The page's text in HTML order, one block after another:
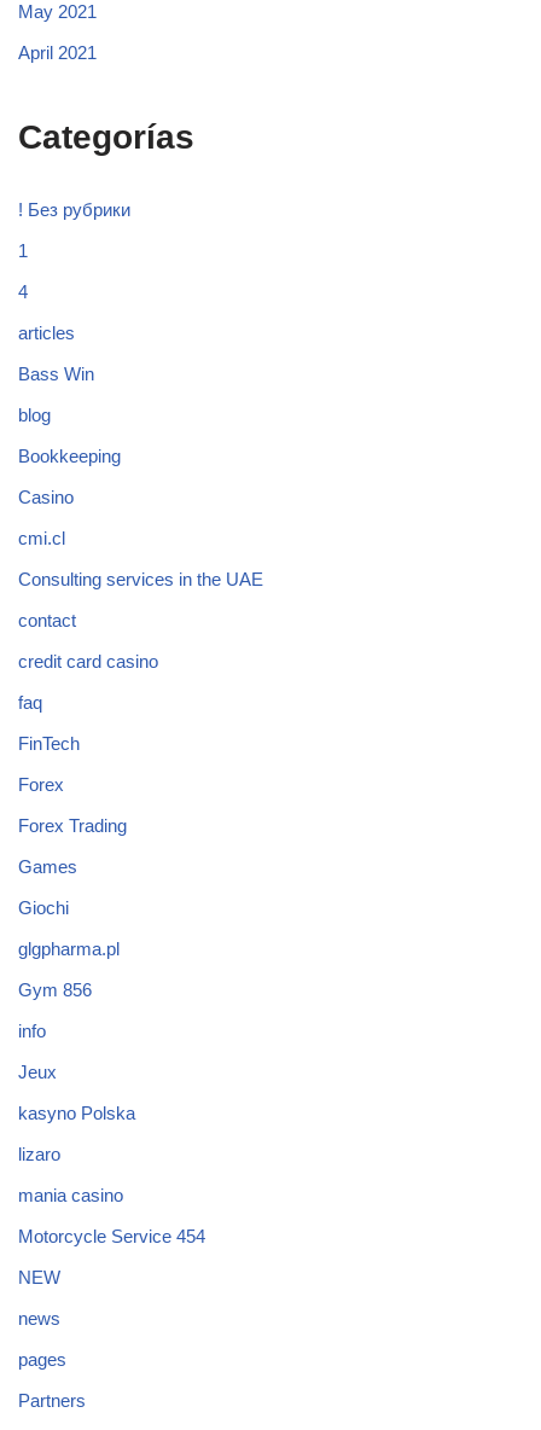
May 2021
April 2021
Categorías
! Без рубрики
1
4
articles
Bass Win
blog
Bookkeeping
Casino
cmi.cl
Consulting services in the UAE
contact
credit card casino
faq
FinTech
Forex
Forex Trading
Games
Giochi
glgpharma.pl
Gym 856
info
Jeux
kasyno Polska
lizaro
mania casino
Motorcycle Service 454
NEW
news
pages
Partners